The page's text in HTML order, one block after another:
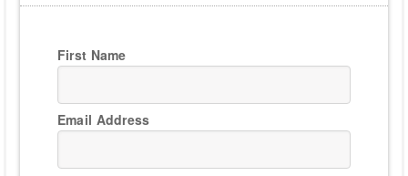
First Name
Email Address